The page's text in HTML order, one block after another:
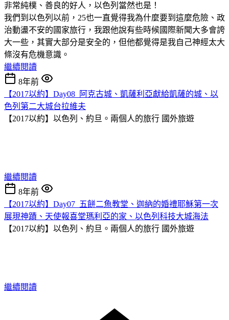
非常純樸、善良的好人，以色列當然也是！
我們到以色列以前，25也一直覺得我為什麼要到這麼危險、政
治動盪不安的國家旅行，我跟他說有些時候國際新聞大多會誇
大一些，其實大部分是安全的，但他都覺得是我自己神經太大
條沒有危機意識。
繼續閱讀
8年前
【2017以約】Day08_阿克古城、凱薩利亞獻給凱薩的城、以
色列第二大城台拉維夫
【2017以約】以色列、約旦。兩個人的旅行 國外旅遊
繼續閱讀
8年前
【2017以約】Day07_五餅二魚教堂、迦納的婚禮耶穌第一次
展現神蹟、天使報喜堂瑪利亞的家、以色列科技大城海法
【2017以約】以色列、約旦。兩個人的旅行 國外旅遊
繼續閱讀